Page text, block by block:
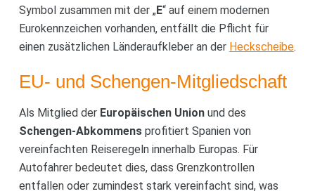
Symbol zusammen mit der „E“ auf einem modernen
Eurokennzeichen vorhanden, entfällt die Pflicht für
einen zusätzlichen Länderaufkleber an der Heckscheibe.
EU- und Schengen-Mitgliedschaft
Als Mitglied der Europäischen Unionund des
Schengen-Abkommensprofitiert Spanien von
vereinfachten Reiseregeln innerhalb Europas. Für
Autofahrer bedeutet dies, dass Grenzkontrollen
entfallen oder zumindest stark vereinfacht sind, was